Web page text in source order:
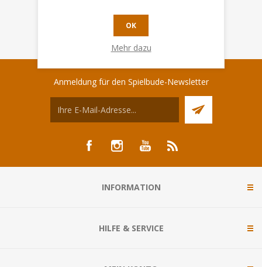
Anmeldung für den Spielbude-Newsletter
INFORMATION
HILFE & SERVICE
OK
Mehr dazu